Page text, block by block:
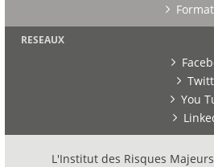
RESEAUX
You
L'Institut des Risques